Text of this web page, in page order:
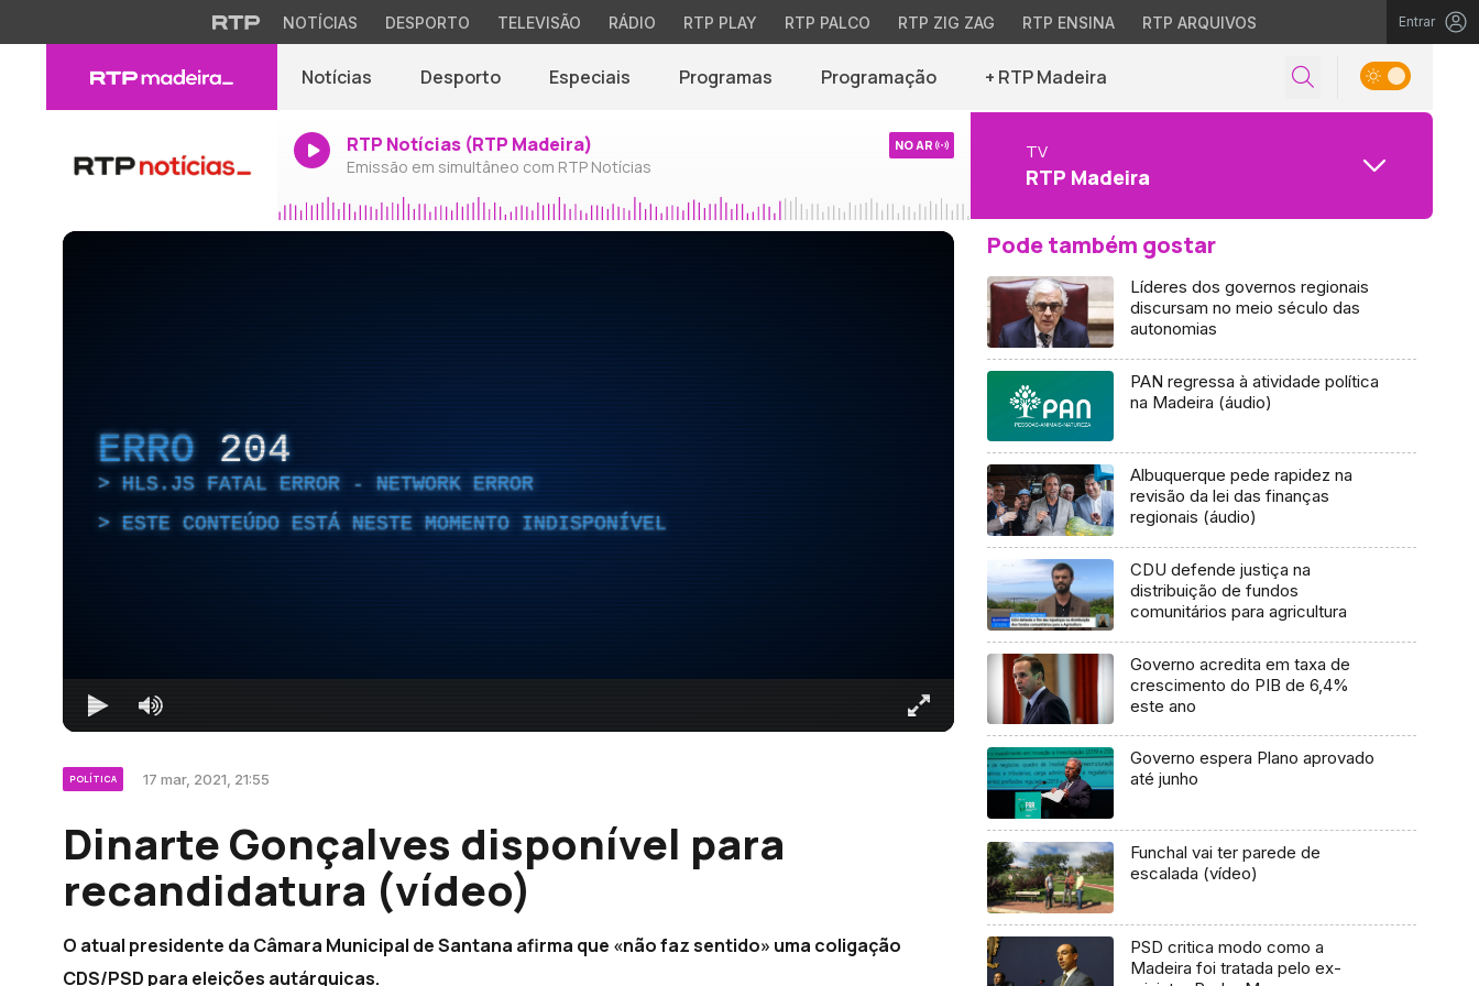
NOTÍCIAS DESPORTO TELEVISÃO RÁDIO RTP PLAY RTP PALCO RTP ZIG ZAG RTP ENSINA RTP ARQUIVOS Entrar
Notícias Desporto Especiais Programas Programação + RTP Madeira
RTP Notícias (RTP Madeira)
Emissão em simultâneo com RTP Notícias
NO AR TV
RTP Madeira
ERRO 204
HLS.JS FATAL ERROR - NETWORK ERROR
ESTE CONTEÚDO ESTÁ NESTE MOMENTO INDISPONÍVEL
POLÍTICA 17 mar, 2021, 21:55
Dinarte Gonçalves disponível para
recandidatura (vídeo)
O atual presidente da Câmara Municipal de Santana afirma que «não faz sentido» uma coligação
CDS/PSD para eleições autárquicas.
Pode também gostar
Líderes dos governos regionais
discursam no meio século das
autonomias
PAN regressa à atividade política
na Madeira (áudio)
Albuquerque pede rapidez na
revisão da lei das finanças
regionais (áudio)
CDU defende justiça na
distribuição de fundos
comunitários para agricultura
Governo acredita em taxa de
crescimento do PIB de 6,4%
este ano
Governo espera Plano aprovado
até junho
Funchal vai ter parede de
escalada (vídeo)
PSD critica modo como a
Madeira foi tratada pelo ex-